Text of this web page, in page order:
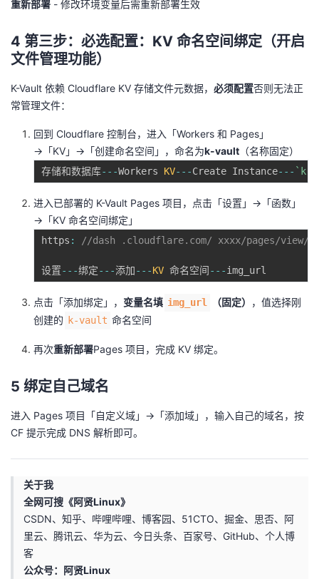
重新部署 - 修改环境变量后需重新部署生效
4 第三步：必选配置：KV 命名空间绑定（开启
文件管理功能）
K-Vault 依赖 Cloudflare KV 存储文件元数据， 必须配置否则无法正
常管理文件：
回到 Cloudflare 控制台，进入「Workers 和 Pages」
→「KV」→「创建命名空间」，命名为k-vault （名称固定）
存储和数据库-- -Workers KV-- -Create Instance-- - ` k-
进入已部署的 K-Vault Pages 项目，点击「设置」→「函数」
→「KV 命名空间绑定」
https : //dash .cloudflare.com/ xxxx/pages/view/
设置-- -绑定-- -添加-- -KV 命名空间-- -
点击「添加绑定」， 变量名填 img_url （固定）
，值选择刚
创建的 k-vault 命名空间
再次重新部署Pages 项目，完成 KV 绑定。
5 绑定自己域名
进入 Pages 项目「自定义域」→「添加域」，输入自己的域名，按
CF 提示完成 DNS 解析即可。
关于我
全网可搜《阿贤Linux》
CSDN、知乎、哔哩哔哩、博客园、51CTO、掘金、思否、阿
里云、腾讯云、华为云、今日头条、百家号、GitHub、个人博
客
公众号：阿贤Linux